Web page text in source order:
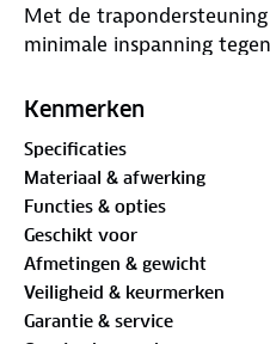
Met de
minimale inspanning
bagagedrager. Je kunt
mechanische
achterwiel hierop
zo weer stil
De uitneembare 13 Ah
strakke aluminium frame.
achterwielmotor door de
Kenmerken
Specificaties
Materiaal & afwerking
Functies & opties
Geschikt voor
Afmetingen & gewicht
Veiligheid & keurmerken
Garantie & service